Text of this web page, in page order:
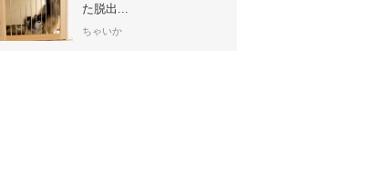
た脱出...
ちゃいか